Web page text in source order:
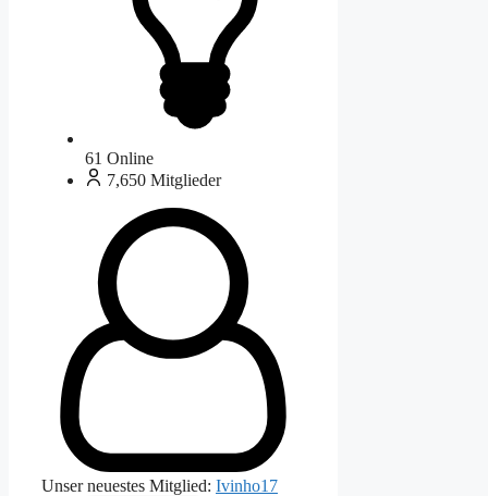
61 Online
7,650 Mitglieder
Unser neuestes Mitglied: Ivinho17